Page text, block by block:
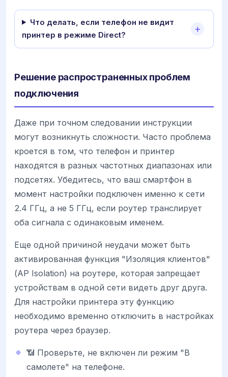
Что делать, если телефон не видит
принтер в режиме Direct?
Решение распространенных проблем
подключения
Даже при точном следовании инструкции
могут возникнуть сложности. Часто проблема
кроется в том, что телефон и принтер
находятся в разных частотных диапазонах или
подсетях. Убедитесь, что ваш смартфон в
момент настройки подключен именно к сети
2.4 ГГц, а не 5 ГГц, если роутер транслирует
оба сигнала с одинаковым именем.
Еще одной причиной неудачи может быть
активированная функция "Изоляция клиентов"
(AP Isolation) на роутере, которая запрещает
устройствам в одной сети видеть друг друга.
Для настройки принтера эту функцию
необходимо временно отключить в настройках
роутера через браузер.
📶 Проверьте, не включен ли режим "В
самолете" на телефоне.